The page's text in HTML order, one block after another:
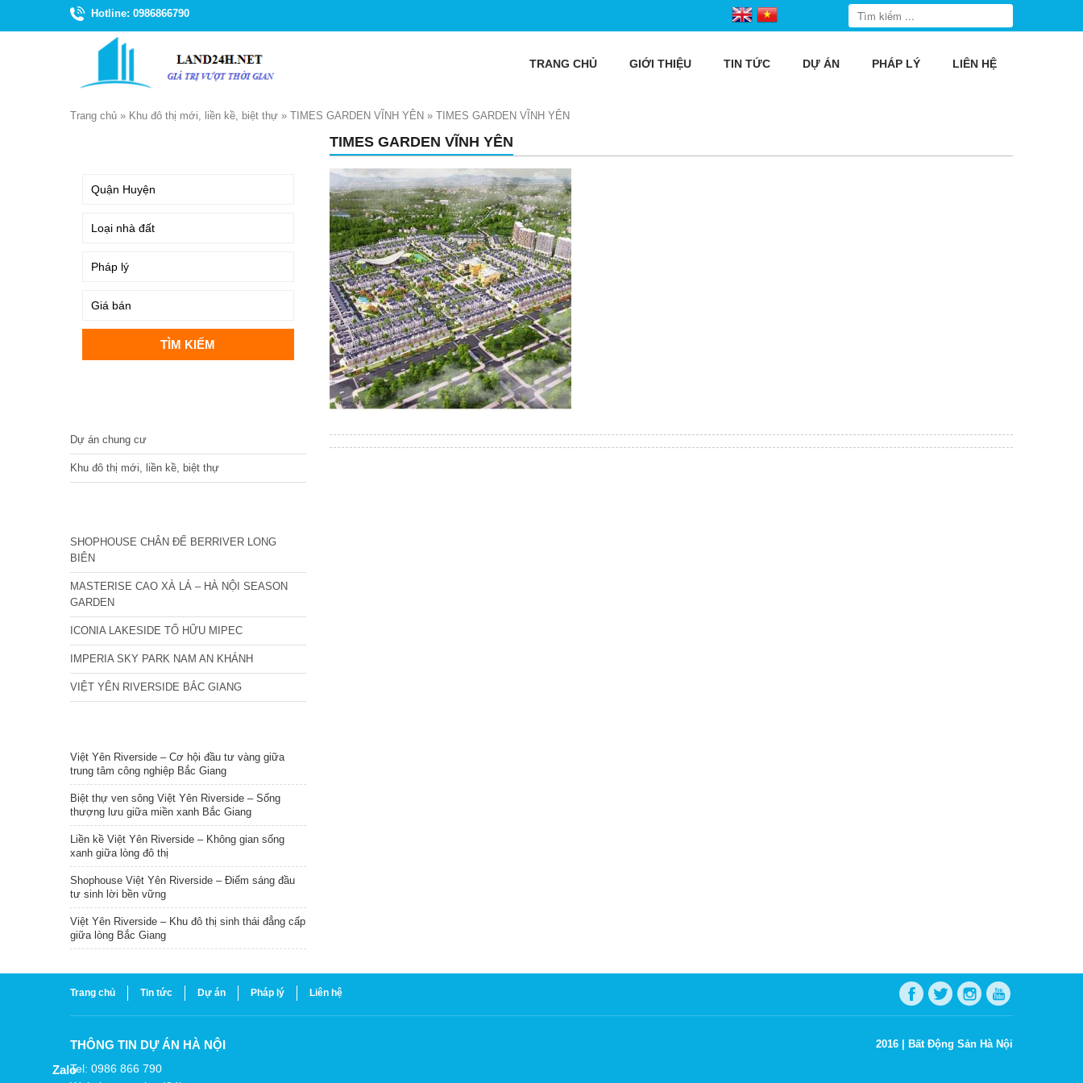
Hotline: 0986866790
TRANG CHỦ GIỚI THIỆU TIN TỨC DỰ ÁN PHÁP LÝ LIÊN HỆ
Trang chủ » Khu đô thị mới, liền kề, biệt thự » TIMES GARDEN VĨNH YÊN » TIMES GARDEN VĨNH YÊN
TIMES GARDEN VĨNH YÊN
Dự án chung cư
Khu đô thị mới, liền kề, biệt thự
SHOPHOUSE CHÂN ĐẾ BERRIVER LONG
BIÊN
MASTERISE CAO XÀ LÁ – HÀ NỘI SEASON
GARDEN
ICONIA LAKESIDE TỐ HỮU MIPEC
IMPERIA SKY PARK NAM AN KHÁNH
VIỆT YÊN RIVERSIDE BẮC GIANG
Việt Yên Riverside – Cơ hội đầu tư vàng giữa
trung tâm công nghiệp Bắc Giang
Biệt thự ven sông Việt Yên Riverside – Sống
thượng lưu giữa miền xanh Bắc Giang
Liền kề Việt Yên Riverside – Không gian sống
xanh giữa lòng đô thị
Shophouse Việt Yên Riverside – Điểm sáng đầu
tư sinh lời bền vững
Việt Yên Riverside – Khu đô thị sinh thái đẳng cấp
giữa lòng Bắc Giang
Trang chủ Tin tức Dự án Pháp lý Liên hệ
THÔNG TIN DỰ ÁN HÀ NỘI
Tel: 0986 866 790
2016 | Bất Động Sản Hà Nội
Zalo